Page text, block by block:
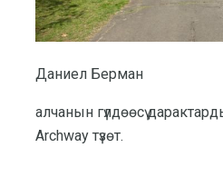
Даниел Берман
алчанын гүлдөөсү
Archway түзөт.